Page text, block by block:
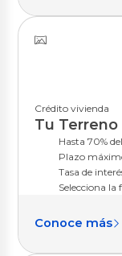
Crédito vivienda
Tu Terreno
Hasta 70%
Plazo
Tasa de
Selecciona la
Conoce más